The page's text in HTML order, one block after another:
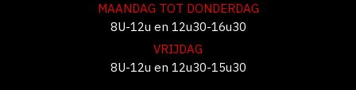
MAANDAG TOT DONDERDAG
8U-12u en 12u30-16u30
VRIJDAG
8U-12u en 12u30-15u30